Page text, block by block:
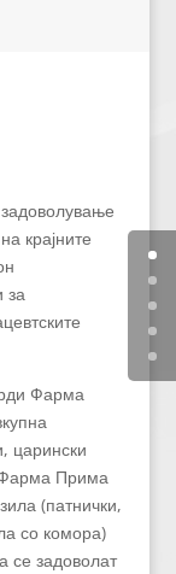
крајните
за
Фарма
царински
Фарма Прима
(патнички,
со комора)
се задоволат